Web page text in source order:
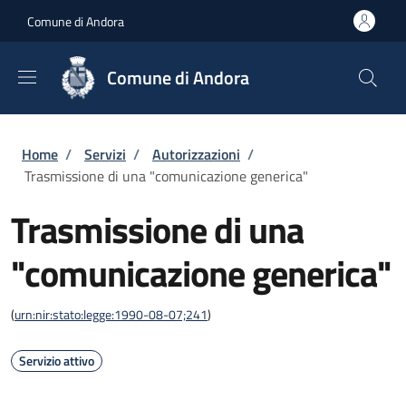
Comune di Andora
Comune di Andora
Briciole di pane
Home / Servizi / Autorizzazioni /
Trasmissione di una "comunicazione generica"
Trasmissione di una
"comunicazione generica"
(urn:nir:stato:legge:1990-08-07;241)
Servizio attivo